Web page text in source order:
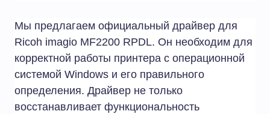
Мы предлагаем официальный драйвер для
Ricoh imagio MF2200 RPDL. Он необходим для
корректной работы принтера с операционной
системой Windows и его правильного
определения. Драйвер не только
восстанавливает функциональность